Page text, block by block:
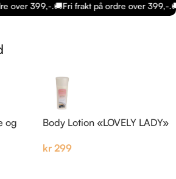
over 399,-.🚚Fri frakt på ordre over 399,-.🚚
og
Body Lotion «LOVELY LADY»
kr 299